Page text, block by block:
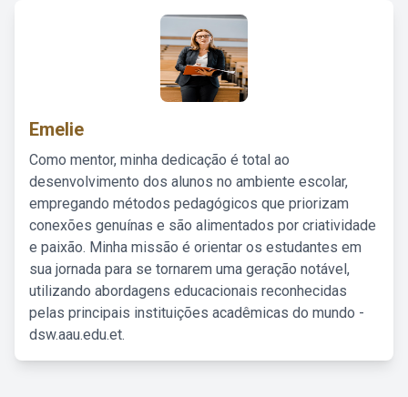
Emelie
Como mentor, minha dedicação é total ao
desenvolvimento dos alunos no ambiente escolar,
empregando métodos pedagógicos que priorizam
conexões genuínas e são alimentados por criatividade
e paixão. Minha missão é orientar os estudantes em
sua jornada para se tornarem uma geração notável,
utilizando abordagens educacionais reconhecidas
pelas principais instituições acadêmicas do mundo -
dsw.aau.edu.et.